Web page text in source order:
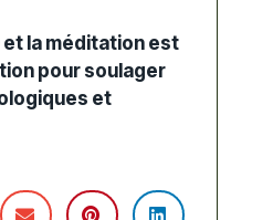
et la méditation est
pour soulager
et